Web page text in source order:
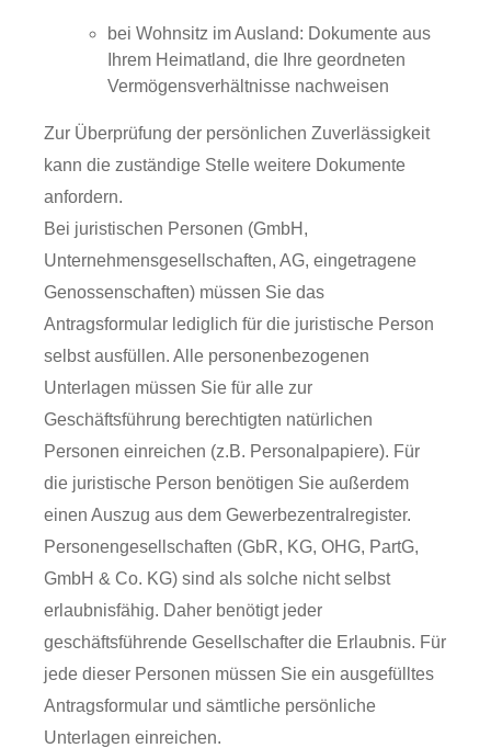
bei Wohnsitz im Ausland: Dokumente aus
Ihrem Heimatland, die Ihre geordneten
Vermögensverhältnisse nachweisen
Zur Überprüfung der persönlichen Zuverlässigkeit
kann die zuständige Stelle weitere Dokumente
anfordern.
Bei juristischen Personen (GmbH,
Unternehmensgesellschaften, AG, eingetragene
Genossenschaften) müssen Sie das
Antragsformular lediglich für die juristische Person
selbst ausfüllen. Alle personenbezogenen
Unterlagen müssen Sie für alle zur
Geschäftsführung berechtigten natürlichen
Personen einreichen (z.B. Personalpapiere). Für
die juristische Person benötigen Sie außerdem
einen Auszug aus dem Gewerbezentralregister.
Personengesellschaften (GbR, KG, OHG, PartG,
GmbH & Co. KG) sind als solche nicht selbst
erlaubnisfähig. Daher benötigt jeder
geschäftsführende Gesellschafter die Erlaubnis. Für
jede dieser Personen müssen Sie ein ausgefülltes
Antragsformular und sämtliche persönliche
Unterlagen einreichen.